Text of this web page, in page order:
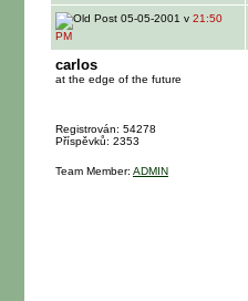
05-05-2001 v 21:50
PM
carlos
at the edge of the future
Registrován: 54278
Příspěvků: 2353
Team Member: ADMIN